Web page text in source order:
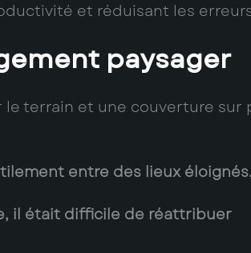
et réduisant les
paysager
le terrain et une couverture sur
entre des lieux
il était difficile de réattribuer